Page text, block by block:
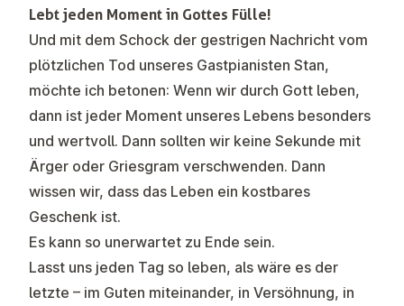
Lebt jeden Moment in Gottes Fülle!
Und mit dem Schock der gestrigen Nachricht vom
plötzlichen Tod unseres Gastpianisten Stan,
möchte ich betonen: Wenn wir durch Gott leben,
dann ist jeder Moment unseres Lebens besonders
und wertvoll. Dann sollten wir keine Sekunde mit
Ärger oder Griesgram verschwenden. Dann
wissen wir, dass das Leben ein kostbares
Geschenk ist.
Es kann so unerwartet zu Ende sein.
Lasst uns jeden Tag so leben, als wäre es der
letzte – im Guten miteinander, in Versöhnung, in